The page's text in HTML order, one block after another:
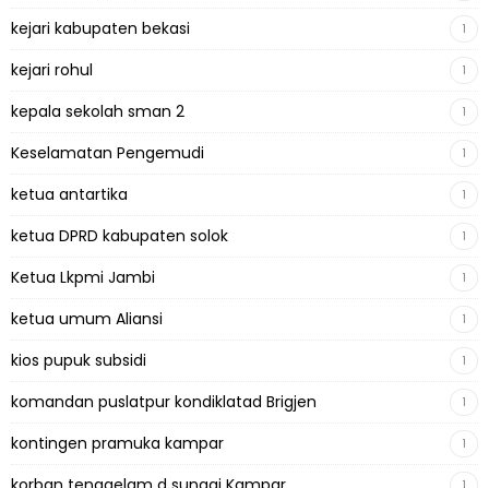
kejari kabupaten bekasi 1
kejari rohul 1
kepala sekolah sman 2 1
Keselamatan Pengemudi 1
ketua antartika 1
ketua DPRD kabupaten solok 1
Ketua Lkpmi Jambi 1
ketua umum Aliansi 1
kios pupuk subsidi 1
komandan puslatpur kondiklatad Brigjen 1
kontingen pramuka kampar 1